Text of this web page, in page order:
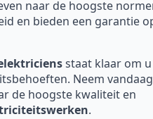
naar de hoogste
en bieden een garantie
staat klaar om
Neem
de hoogste kwaliteit en
.